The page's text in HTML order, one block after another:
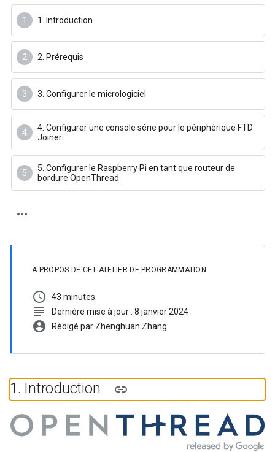
1. Introduction
2. Prérequis
3. Configurer le micrologiciel
4. Configurer une console série pour le périphérique FTD
Joiner
5. Configurer le Raspberry Pi en tant que routeur de
bordure OpenThread
À PROPOS DE CET ATELIER DE PROGRAMMATION
schedule 43 minutes
subject Dernière mise à jour : 8 janvier 2024
account_circle Rédigé par Zhenghuan Zhang
1. Introduction